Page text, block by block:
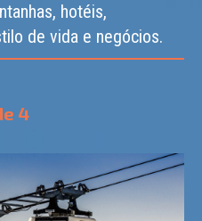
hotéis,
de vida e negócios.
4